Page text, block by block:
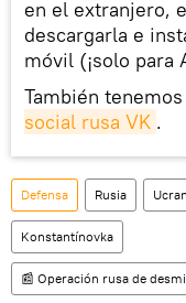
en el extranjero,
descargarla e
móvil (¡solo para
También
social rusa VK .
Defensa Rusia
Konstantínovka
📰 Operación rusa de